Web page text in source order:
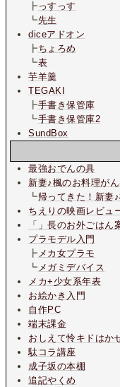
┣ っすっす
┗先生
diceアドオン
┣ちょろめ
┗表
芋羊羹
TEGAKI
┣手書き保管庫
┗手書き保管庫2
SundBox
最強おでんの具
新妻♪楓のお料理が
┗帰ってきた！新妻
ちえりの映画レビュ
「」長のお外ごはん
プラモデル入門
┣ メカ女プラモ
┗ メガミデバイス
メカ+少女系年表
お絵かき入門
自作PC
端末課金
おしえて怜キドはか
駄コラ講座
成子坂の本棚
追記やくめ